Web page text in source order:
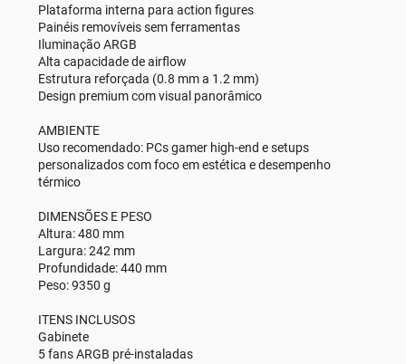
Plataforma interna para action figures
Painéis removíveis sem ferramentas
Iluminação ARGB
Alta capacidade de airflow
Estrutura reforçada (0.8 mm a 1.2 mm)
Design premium com visual panorâmico
AMBIENTE
Uso recomendado: PCs gamer high-end e setups
personalizados com foco em estética e desempenho
térmico
DIMENSÕES E PESO
Altura: 480 mm
Largura: 242 mm
Profundidade: 440 mm
Peso: 9350 g
ITENS INCLUSOS
Gabinete
5 fans ARGB pré-instaladas